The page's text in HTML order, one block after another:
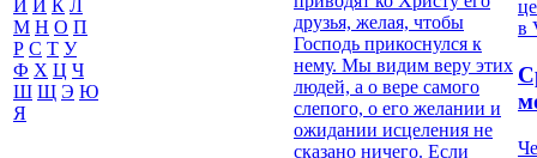
И Й К Л
М Н О П
Р С Т У
Ф Х Ц Ч
Ш Щ Э Ю
Я
друзья, желая, чтобы
Господь прикоснулся к
нему. Мы видим веру этих
людей, а о вере самого
слепого, о его желании и
ожидании исцеления не
сказано ничего. Если
в